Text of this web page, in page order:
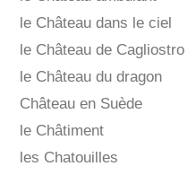
le Château dans le ciel
le Château de Cagliostro
le Château du dragon
Château en Suède
le Châtiment
les Chatouilles